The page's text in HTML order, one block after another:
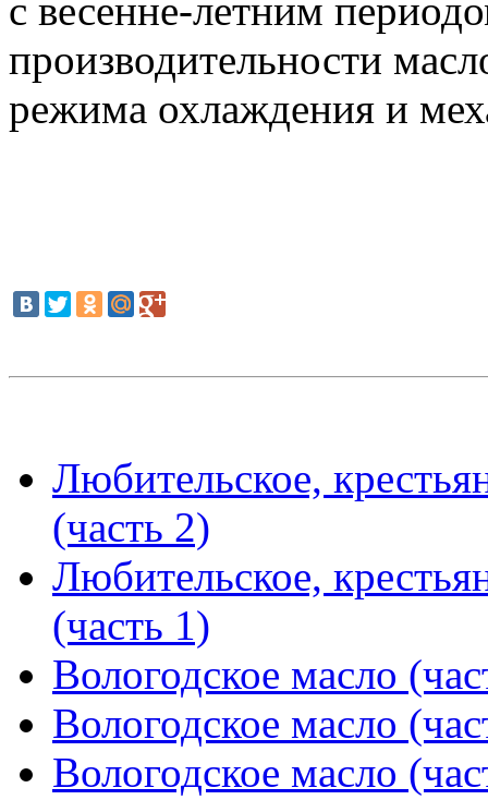
с весенне-летним
производительности
режима охлаждения и
Любительское,
(часть 2)
Любительское,
(часть 1)
Вологодское масло
Вологодское масло
Вологодское масло